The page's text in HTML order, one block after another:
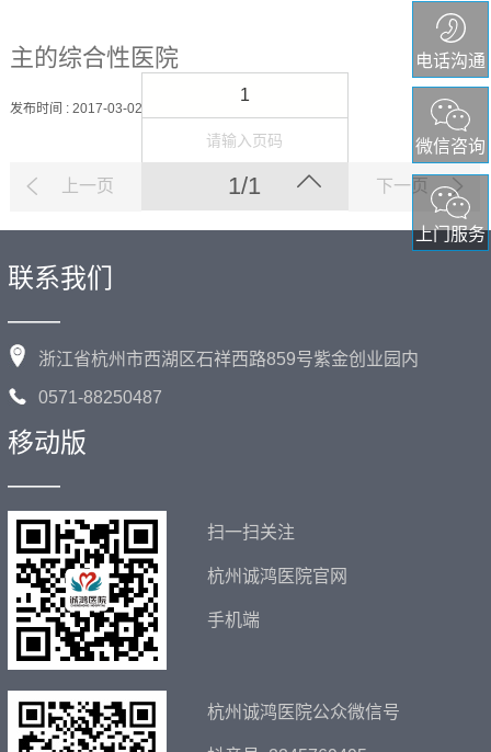
电话沟通
微信咨询
上门服务
主的综合性医院
发布时间 : 2017-03-02 08:45:00
上一页 1/1
1
下一页
联系我们
——
浙江省杭州市西湖区石祥西路859号紫金创业园内
0571-88250487
移动版
——
扫一扫关注
杭州诚鸿医院官网
手机端
杭州诚鸿医院公众微信号